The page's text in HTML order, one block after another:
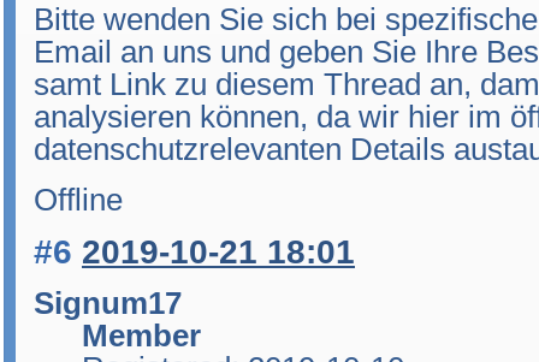
Bitte wenden Sie sich bei
Email an uns und geben Sie Ihre
samt Link zu diesem Thread an,
analysieren können, da wir hier im
datenschutzrelevanten Details
Offline
#6 2019-10-21 18:01
Signum17
Member